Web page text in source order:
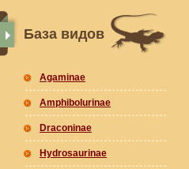
База видов
Agaminae
Amphibolurinae
Draconinae
Hydrosaurinae